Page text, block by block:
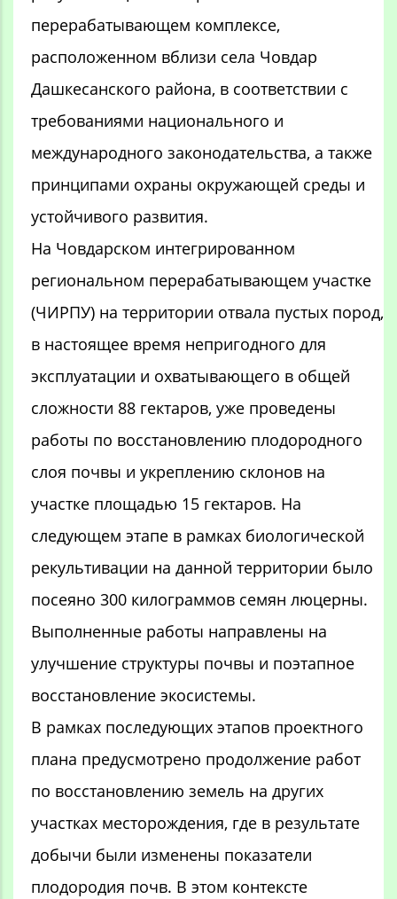
перерабатывающем комплексе,
расположенном вблизи села Човдар
Дашкесанского района, в соответствии с
требованиями национального и
международного законодательства, а также
принципами охраны окружающей среды и
устойчивого развития.
На Човдарском интегрированном
региональном перерабатывающем участке
(ЧИРПУ) на территории отвала пустых пород,
в настоящее время непригодного для
эксплуатации и охватывающего в общей
сложности 88 гектаров, уже проведены
работы по восстановлению плодородного
слоя почвы и укреплению склонов на
участке площадью 15 гектаров. На
следующем этапе в рамках биологической
рекультивации на данной территории было
посеяно 300 килограммов семян люцерны.
Выполненные работы направлены на
улучшение структуры почвы и поэтапное
восстановление экосистемы.
В рамках последующих этапов проектного
плана предусмотрено продолжение работ
по восстановлению земель на других
участках месторождения, где в результате
добычи были изменены показатели
плодородия почв. В этом контексте